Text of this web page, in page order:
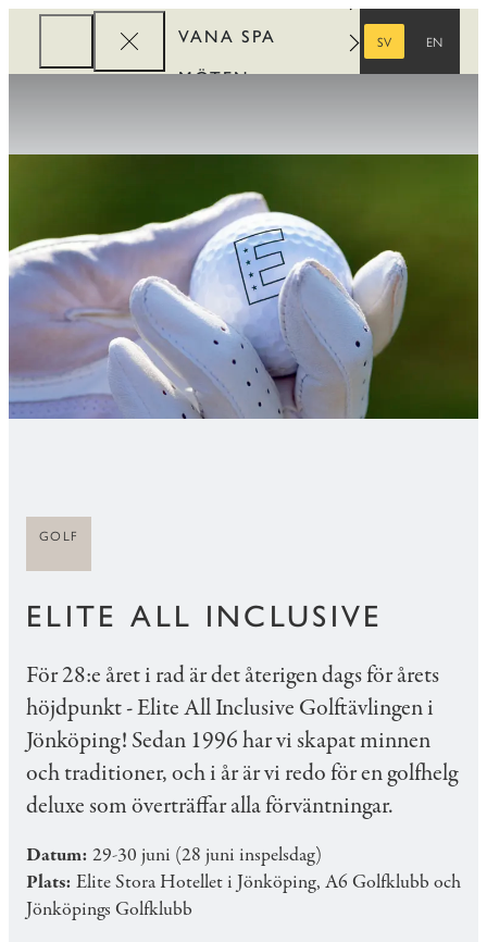
VANA SPA
MÖTEN
REWARDS
SV
EN
GOLF
ELITE ALL INCLUSIVE
För 28:e året i rad är det återigen dags för årets
höjdpunkt - Elite All Inclusive Golftävlingen i
Jönköping! Sedan 1996 har vi skapat minnen
och traditioner, och i år är vi redo för en golfhelg
deluxe som överträffar alla förväntningar.
Datum: 29-30 juni (28 juni inspelsdag)
Plats: Elite Stora Hotellet i Jönköping, A6 Golfklubb och
Jönköpings Golfklubb